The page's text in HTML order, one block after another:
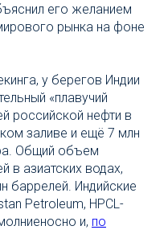
его желанием
рынка на фоне
у берегов Индии
«плавучий
российской нефти в
заливе и ещё 7 млн
Общий объем
в азиатских водах,
баррелей. Индийские
Petroleum, HPCL-
и, по